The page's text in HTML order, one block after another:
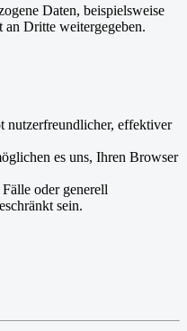
Daten, beispielsweise
Dritte weitergegeben.
nutzerfreundlicher, effektiver
es uns, Ihren Browser
oder generell
sein.